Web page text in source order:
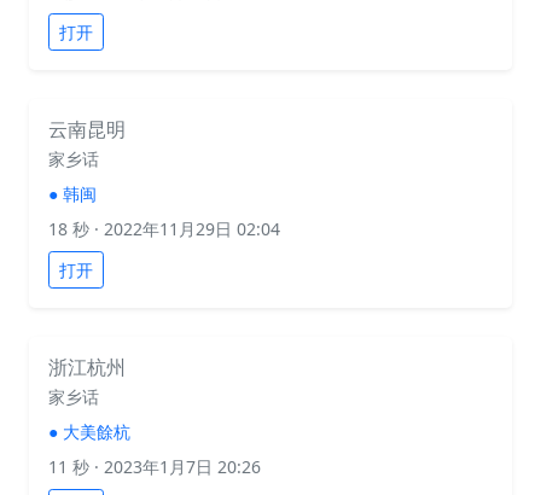
打开
云南昆明
家乡话
● 韩闽
18 秒 · 2022年11月29日 02:04
打开
浙江杭州
家乡话
● 大美餘杭
11 秒 · 2023年1月7日 20:26